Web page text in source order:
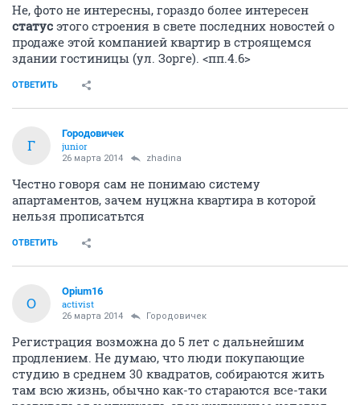
Не, фото не интересны, гораздо более интересен
статус этого строения в свете последних новостей о
продаже этой компанией квартир в строящемся
здании гостиницы (ул. Зорге). <пп.4.6>
ОТВЕТИТЬ
Г
Городовичек
junior
26 марта 2014 zhadina
Честно говоря сам не понимаю систему
апартаментов, зачем нуцжна квартира в которой
нельзя прописатьтся
ОТВЕТИТЬ
O
Opium16
activist
26 марта 2014 Городовичек
Регистрация возможна до 5 лет с дальнейшим
продлением. Не думаю, что люди покупающие
студию в среднем 30 квадратов, собираются жить
там всю жизнь, обычно как-то стараются все-таки